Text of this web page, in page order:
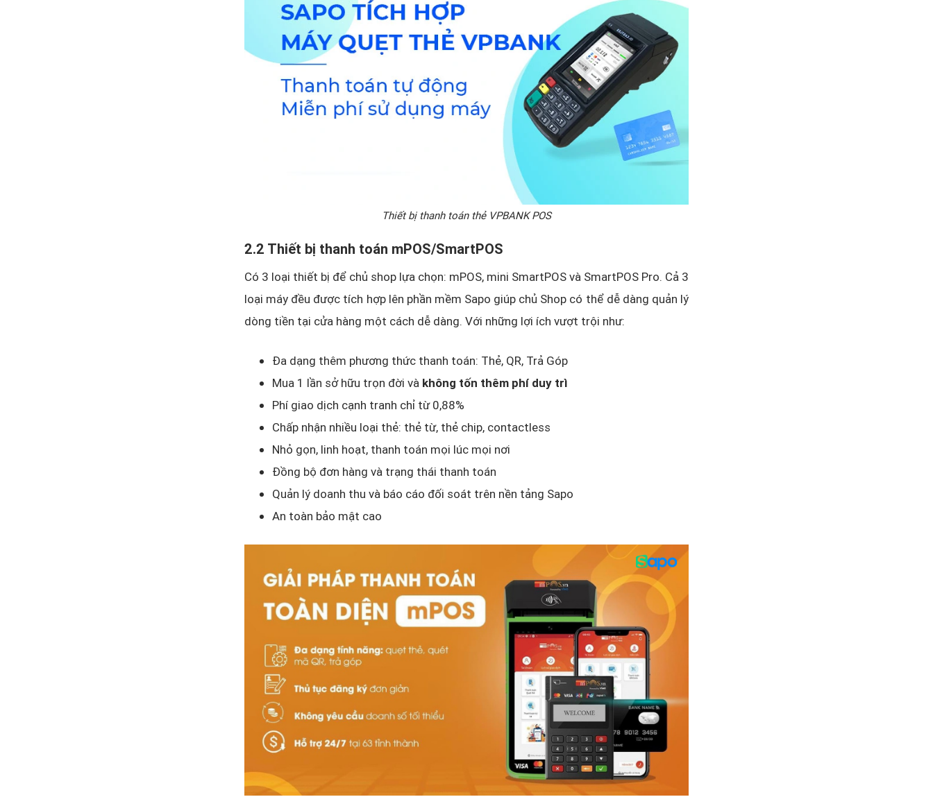
Thiết bị thanh toán thẻ VPBANK POS
2.2 Thiết bị thanh toán mPOS/SmartPOS
Có 3 loại thiết bị để chủ shop lựa chọn: mPOS, mini SmartPOS và SmartPOS Pro. Cả 3
loại máy đều được tích hợp lên phần mềm Sapo giúp chủ Shop có thể dễ dàng quản lý
dòng tiền tại cửa hàng một cách dễ dàng. Với những lợi ích vượt trội như:
Đa dạng thêm phương thức thanh toán: Thẻ, QR, Trả Góp
Mua 1 lần sở hữu trọn đời và không tốn thêm phí duy trì
Phí giao dịch cạnh tranh chỉ từ 0,88%
Chấp nhận nhiều loại thẻ: thẻ từ, thẻ chip, contactless
Nhỏ gọn, linh hoạt, thanh toán mọi lúc mọi nơi
Đồng bộ đơn hàng và trạng thái thanh toán
Quản lý doanh thu và báo cáo đối soát trên nền tảng Sapo
An toàn bảo mật cao